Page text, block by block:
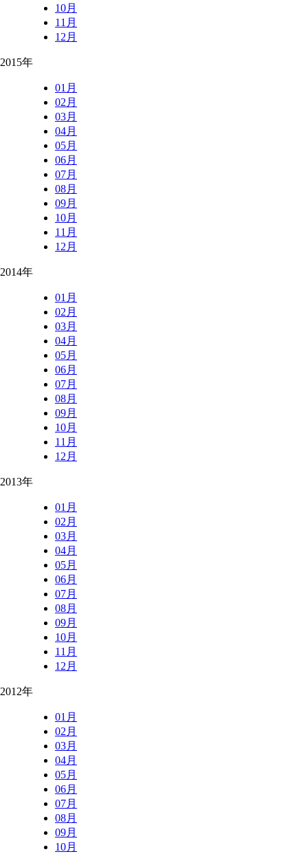
10月
11月
12月
2015年
01月
02月
03月
04月
05月
06月
07月
08月
09月
10月
11月
12月
2014年
01月
02月
03月
04月
05月
06月
07月
08月
09月
10月
11月
12月
2013年
01月
02月
03月
04月
05月
06月
07月
08月
09月
10月
11月
12月
2012年
01月
02月
03月
04月
05月
06月
07月
08月
09月
10月